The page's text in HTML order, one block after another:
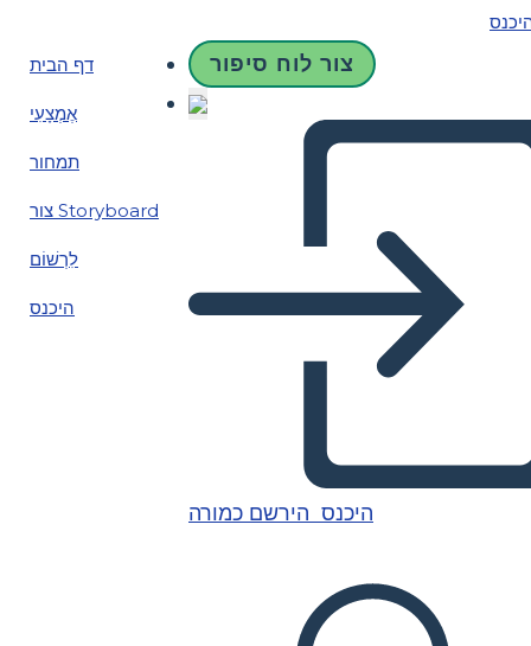
דף הבית
אֶמְצָעִי
תמחור
צור Storyboard
לִרְשׁוֹם
היכנס
צור לוח סיפור
היכנס הירשם כמורה